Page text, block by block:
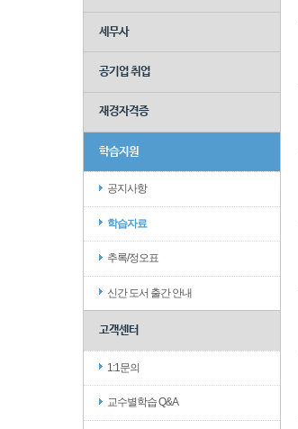
세무사
공기업 취업
재경자격증
학습지원
공지사항
학습자료
추록/정오표
신간 도서 출간 안내
고객센터
1:1문의
교수별학습 Q&A